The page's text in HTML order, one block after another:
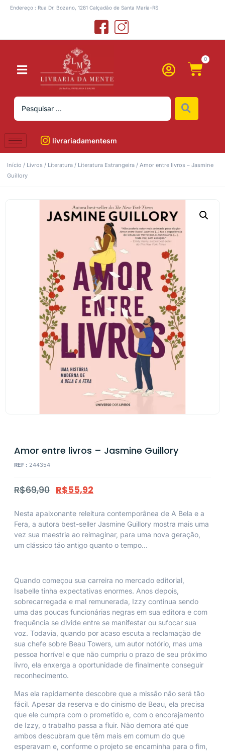
Endereço : Rua Dr. Bozano, 1281 Calçadão de Santa Maria-RS
0
livrariadamentesm
Início / Livros / Literatura / Literatura Estrangeira / Amor entre livros – Jasmine
Guillory
Amor entre livros – Jasmine Guillory
REF : 244354
R$69,90 R$55,92
Nesta apaixonante releitura contemporânea de A Bela e a
Fera , a autora best-seller Jasmine Guillory mostra mais uma
vez sua maestria ao reimaginar, para uma nova geração,
um clássico tão antigo quanto o tempo…
Quando começou sua carreira no mercado editorial,
Isabelle tinha expectativas enormes. Anos depois,
sobrecarregada e mal remunerada, Izzy continua sendo
uma das poucas funcionárias negras em sua editora e com
frequência se divide entre se manifestar ou sufocar sua
voz. Todavia, quando por acaso escuta a reclamação de
sua chefe sobre Beau Towers, um autor notório, mas uma
pessoa horrível e que não cumpriu o prazo de seu próximo
livro, ela enxerga a oportunidade de finalmente conseguir
reconhecimento.
Mas ela rapidamente descobre que a missão não será tão
fácil. Apesar da reserva e do cinismo de Beau, ela precisa
que ele cumpra com o prometido e, com o encorajamento
de Izzy, o trabalho passa a fluir. Não demora até que
ambos descubram que têm mais em comum do que
esperavam e, conforme o projeto se encaminha para o fim,